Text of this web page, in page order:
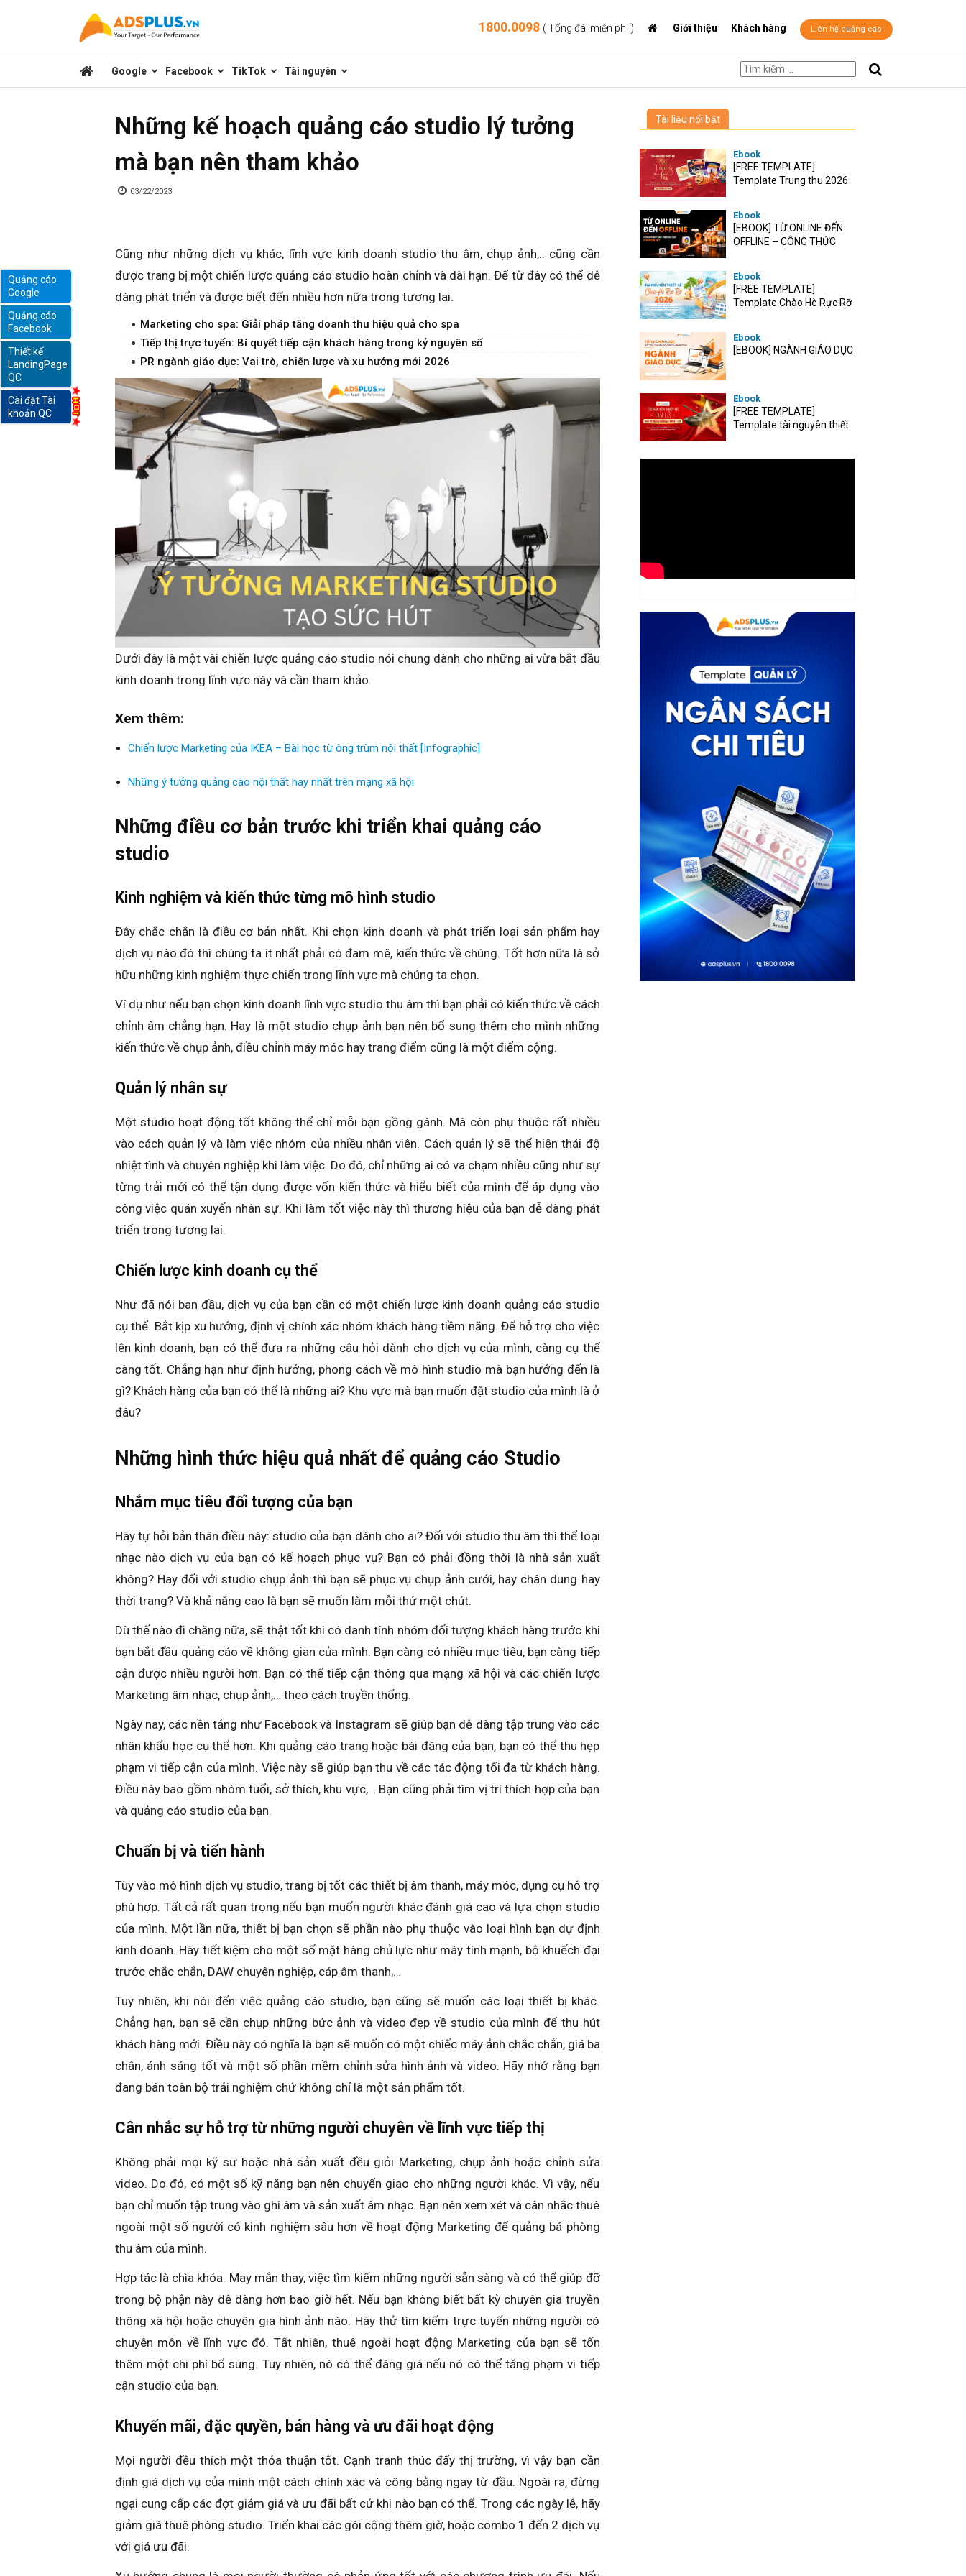
sẻ
marketing
1800.0098 ( Tổng đài miễn phí ) Giới thiệu Khách hàng Liên hệ quảng cáo
Google Facebook TikTok Tài nguyên
Những kế hoạch quảng cáo studio lý tưởng
mà bạn nên tham khảo
03/22/2023
Cũng như những dịch vụ khác, lĩnh vực kinh doanh studio thu âm, chụp ảnh,.. cũng cần
được trang bị một chiến lược quảng cáo studio hoàn chỉnh và dài hạn. Để từ đây có thể dễ
dàng phát triển và được biết đến nhiều hơn nữa trong tương lai.
Marketing cho spa: Giải pháp tăng doanh thu hiệu quả cho spa
Tiếp thị trực tuyến: Bí quyết tiếp cận khách hàng trong kỷ nguyên số
PR ngành giáo dục: Vai trò, chiến lược và xu hướng mới 2026
Dưới đây là một vài chiến lược quảng cáo studio nói chung dành cho những ai vừa bắt đầu
kinh doanh trong lĩnh vực này và cần tham khảo.
Xem thêm:
Chiến lược Marketing của IKEA – Bài học từ ông trùm nội thất [Infographic]
Những ý tưởng quảng cáo nội thất hay nhất trên mạng xã hội
Những điều cơ bản trước khi triển khai quảng cáo
studio
Kinh nghiệm và kiến thức từng mô hình studio
Đây chắc chắn là điều cơ bản nhất. Khi chọn kinh doanh và phát triển loại sản phẩm hay
dịch vụ nào đó thì chúng ta ít nhất phải có đam mê, kiến thức về chúng. Tốt hơn nữa là sở
hữu những kinh nghiệm thực chiến trong lĩnh vực mà chúng ta chọn.
Ví dụ như nếu bạn chọn kinh doanh lĩnh vực studio thu âm thì bạn phải có kiến thức về cách
chỉnh âm chẳng hạn. Hay là một studio chụp ảnh bạn nên bổ sung thêm cho mình những
kiến thức về chụp ảnh, điều chỉnh máy móc hay trang điểm cũng là một điểm cộng.
Quản lý nhân sự
Một studio hoạt động tốt không thể chỉ mỗi bạn gồng gánh. Mà còn phụ thuộc rất nhiều
vào cách quản lý và làm việc nhóm của nhiều nhân viên. Cách quản lý sẽ thể hiện thái độ
nhiệt tình và chuyên nghiệp khi làm việc. Do đó, chỉ những ai có va chạm nhiều cũng như sự
từng trải mới có thể tận dụng được vốn kiến thức và hiểu biết của mình để áp dụng vào
công việc quán xuyến nhân sự. Khi làm tốt việc này thì thương hiệu của bạn dễ dàng phát
triển trong tương lai.
Chiến lược kinh doanh cụ thể
Như đã nói ban đầu, dịch vụ của bạn cần có một chiến lược kinh doanh quảng cáo studio
cụ thể. Bắt kịp xu hướng, định vị chính xác nhóm khách hàng tiềm năng. Để hỗ trợ cho việc
lên kinh doanh, bạn có thể đưa ra những câu hỏi dành cho dịch vụ của mình, càng cụ thể
càng tốt. Chẳng hạn như định hướng, phong cách về mô hình studio mà bạn hướng đến là
gì? Khách hàng của bạn có thể là những ai? Khu vực mà bạn muốn đặt studio của mình là ở
đâu?
Những hình thức hiệu quả nhất để quảng cáo Studio
Nhắm mục tiêu đối tượng của bạn
Hãy tự hỏi bản thân điều này: studio của bạn dành cho ai? Đối với studio thu âm thì thể loại
nhạc nào dịch vụ của bạn có kế hoạch phục vụ? Bạn có phải đồng thời là nhà sản xuất
không? Hay đối với studio chụp ảnh thì bạn sẽ phục vụ chụp ảnh cưới, hay chân dung hay
thời trang? Và khả năng cao là bạn sẽ muốn làm mỗi thứ một chút.
Dù thế nào đi chăng nữa, sẽ thật tốt khi có danh tính nhóm đối tượng khách hàng trước khi
bạn bắt đầu quảng cáo về không gian của mình. Bạn càng có nhiều mục tiêu, bạn càng tiếp
cận được nhiều người hơn. Bạn có thể tiếp cận thông qua mạng xã hội và các chiến lược
Marketing âm nhạc, chụp ảnh,… theo cách truyền thống.
Ngày nay, các nền tảng như Facebook và Instagram sẽ giúp bạn dễ dàng tập trung vào các
nhân khẩu học cụ thể hơn. Khi quảng cáo trang hoặc bài đăng của bạn, bạn có thể thu hẹp
phạm vi tiếp cận của mình. Việc này sẽ giúp bạn thu về các tác động tối đa từ khách hàng.
Điều này bao gồm nhóm tuổi, sở thích, khu vực,… Bạn cũng phải tìm vị trí thích hợp của bạn
và quảng cáo studio của bạn.
Chuẩn bị và tiến hành
Tùy vào mô hình dịch vụ studio, trang bị tốt các thiết bị âm thanh, máy móc, dụng cụ hỗ trợ
phù hợp. Tất cả rất quan trọng nếu bạn muốn người khác đánh giá cao và lựa chọn studio
của mình. Một lần nữa, thiết bị bạn chọn sẽ phần nào phụ thuộc vào loại hình bạn dự định
kinh doanh. Hãy tiết kiệm cho một số mặt hàng chủ lực như máy tính mạnh, bộ khuếch đại
trước chắc chắn, DAW chuyên nghiệp, cáp âm thanh,…
Tuy nhiên, khi nói đến việc quảng cáo studio, bạn cũng sẽ muốn các loại thiết bị khác.
Chẳng hạn, bạn sẽ cần chụp những bức ảnh và video đẹp về studio của mình để thu hút
khách hàng mới. Điều này có nghĩa là bạn sẽ muốn có một chiếc máy ảnh chắc chắn, giá ba
chân, ánh sáng tốt và một số phần mềm chỉnh sửa hình ảnh và video. Hãy nhớ rằng bạn
đang bán toàn bộ trải nghiệm chứ không chỉ là một sản phẩm tốt.
Cân nhắc sự hỗ trợ từ những người chuyên về lĩnh vực tiếp thị
Không phải mọi kỹ sư hoặc nhà sản xuất đều giỏi Marketing, chụp ảnh hoặc chỉnh sửa
video. Do đó, có một số kỹ năng bạn nên chuyển giao cho những người khác. Vì vậy, nếu
bạn chỉ muốn tập trung vào ghi âm và sản xuất âm nhạc. Bạn nên xem xét và cân nhắc thuê
ngoài một số người có kinh nghiệm sâu hơn về hoạt động Marketing để quảng bá phòng
thu âm của mình.
Hợp tác là chìa khóa. May mắn thay, việc tìm kiếm những người sẵn sàng và có thể giúp đỡ
trong bộ phận này dễ dàng hơn bao giờ hết. Nếu bạn không biết bất kỳ chuyên gia truyền
thông xã hội hoặc chuyên gia hình ảnh nào. Hãy thử tìm kiếm trực tuyến những người có
chuyên môn về lĩnh vực đó. Tất nhiên, thuê ngoài hoạt động Marketing của bạn sẽ tốn
thêm một chi phí bổ sung. Tuy nhiên, nó có thể đáng giá nếu nó có thể tăng phạm vi tiếp
cận studio của bạn.
Khuyến mãi, đặc quyền, bán hàng và ưu đãi hoạt động
Mọi người đều thích một thỏa thuận tốt. Cạnh tranh thúc đẩy thị trường, vì vậy bạn cần
định giá dịch vụ của mình một cách chính xác và công bằng ngay từ đầu. Ngoài ra, đừng
ngại cung cấp các đợt giảm giá và ưu đãi bất cứ khi nào bạn có thể. Trong các ngày lễ, hãy
giảm giá thuê phòng studio. Triển khai các gói cộng thêm giờ, hoặc combo 1 đến 2 dịch vụ
với giá ưu đãi.
Quảng cáo
Google
Quảng cáo
Facebook
Thiết kế
LandingPage
QC
Cài đặt Tài
khoản QC
Tài liệu nổi bật
Ebook
[FREE TEMPLATE]
Template Trung thu 2026
Ebook
[EBOOK] TỪ ONLINE ĐẾN
OFFLINE – CÔNG THỨC
Ebook
[FREE TEMPLATE]
Template Chào Hè Rực Rỡ
Ebook
[EBOOK] NGÀNH GIÁO DỤC
Ebook
[FREE TEMPLATE]
Template tài nguyên thiết